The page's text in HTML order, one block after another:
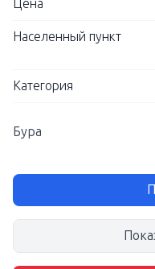
Цена
Населенный пункт
Категория
Бура